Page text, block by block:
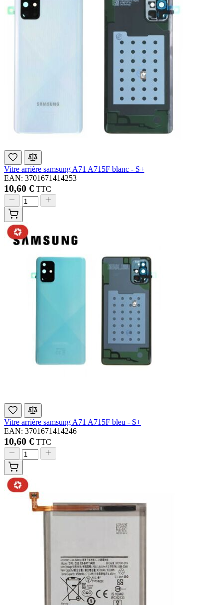
Vitre arrière samsung A71 A715F blanc - S+
EAN: 3701671414253
10,60 € TTC
Vitre arrière samsung A71 A715F bleu - S+
EAN: 3701671414246
10,60 € TTC